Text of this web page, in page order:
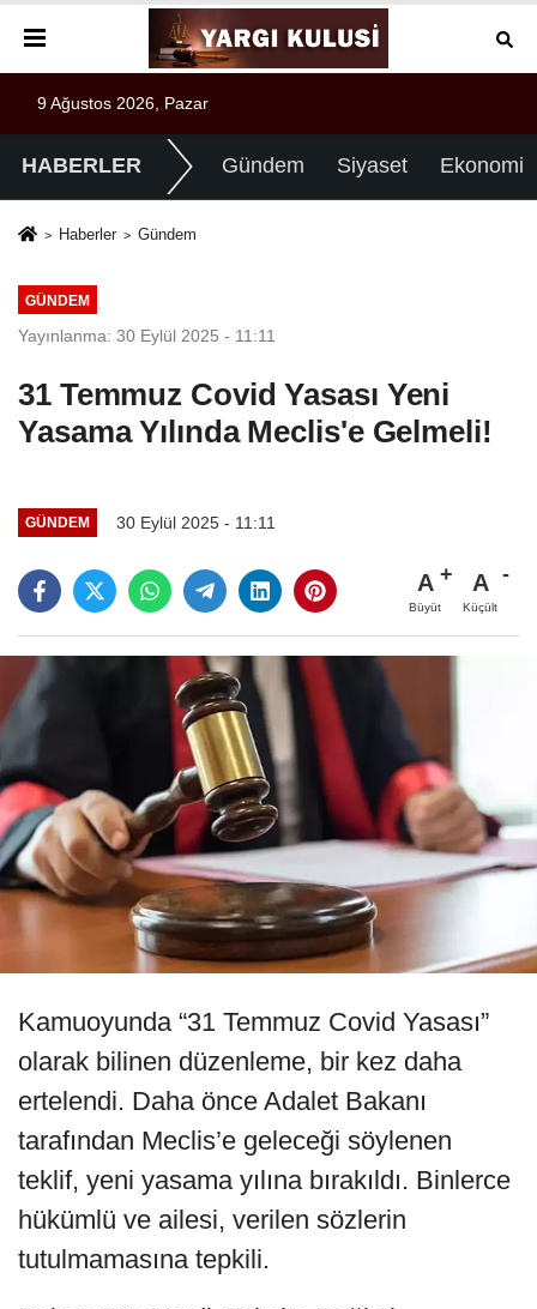
9 Ağustos 2026, Pazar
HABERLER Gündem Siyaset Ekonomi
Haberler Gündem
GÜNDEM
Yayınlanma: 30 Eylül 2025 - 11:11
31 Temmuz Covid Yasası Yeni
Yasama Yılında Meclis'e Gelmeli!
GÜNDEM 30 Eylül 2025 - 11:11
A
Büyüt
A
Küçült
Kamuoyunda “31 Temmuz Covid Yasası”
olarak bilinen düzenleme, bir kez daha
ertelendi. Daha önce Adalet Bakanı
tarafından Meclis’e geleceği söylenen
teklif, yeni yasama yılına bırakıldı. Binlerce
hükümlü ve ailesi, verilen sözlerin
tutulmamasına tepkili.